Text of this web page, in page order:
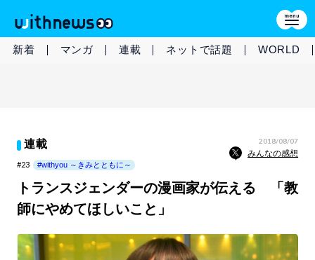
新着 マンガ 連載 ネットで話題 WORLD
連載 2018/08/07
みんなの感想
#23 #withyou ～きみとともに～
トランスジェンダーの漫画家が伝える 「教
師にやめてほしいこと」